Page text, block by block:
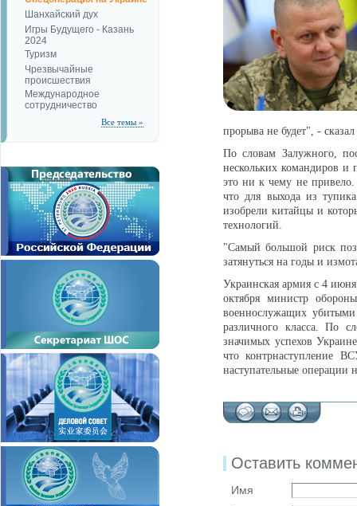
Шанхайский дух
Игры Будущего - Казань
2024
Туризм
Чрезвычайные
происшествия
Международное
сотрудничество
Все темы »
прорыва не будет", -
По словам Залужного,
нескольких командиров и
это ни к чему не
что для выхода из
изобрели китайцы и
технологий.
"Самый большой риск
затянуться на годы и
Украинская армия с 4
октября министр
военнослужащих
различного класса. По
значимых успехов
что контрнаступление
наступательные операции
Оставить
Имя